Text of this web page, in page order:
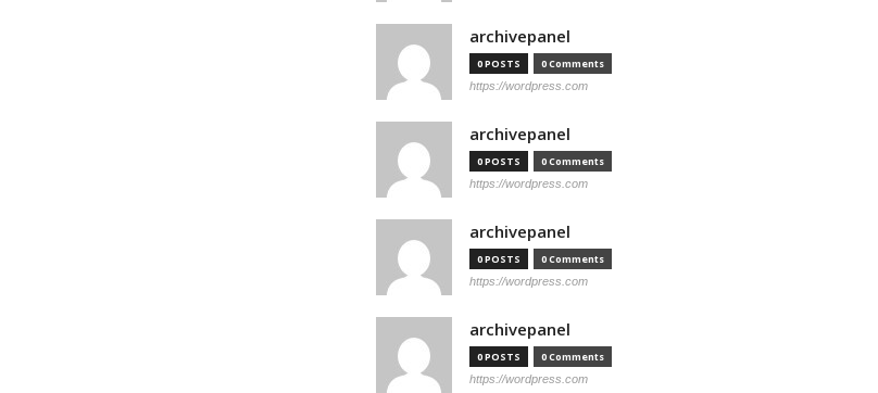
archivepanel
0 POSTS 0 Comments
https://wordpress.com
archivepanel
0 POSTS 0 Comments
https://wordpress.com
archivepanel
0 POSTS 0 Comments
https://wordpress.com
archivepanel
0 POSTS 0 Comments
https://wordpress.com